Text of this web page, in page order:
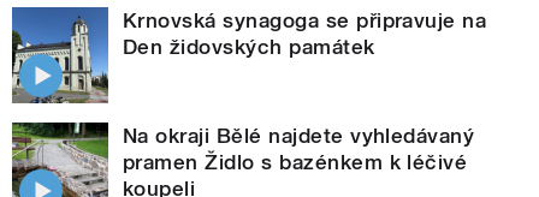
Krnovská synagoga se připravuje na
Den židovských památek
Na okraji Bělé najdete vyhledávaný
pramen Židlo s bazénkem k léčivé
koupeli